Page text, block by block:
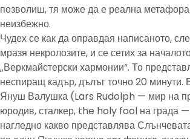
позволиш, тя може да е реална
неизбежно.
Чудех се как да оправдая написаното,
мразя некролозите, и се сетих за
„Веркмайстерски хармонии“. То
неспиращ кадър, дълъг точно 20 минути.
Януш Валушка (Lars Rudolph — мир на
юродив, сталкер, the holy fool на града
нагледно какво представлява